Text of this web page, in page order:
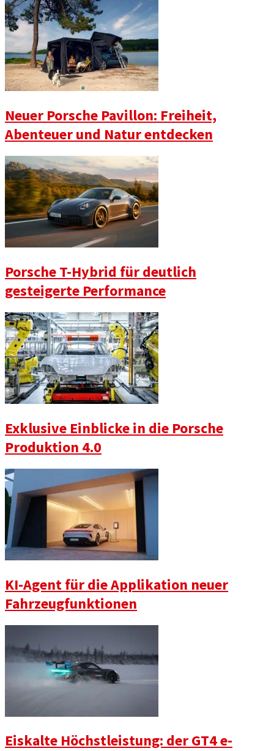
Neuer Porsche Pavillon: Freiheit,
Abenteuer und Natur entdecken
Porsche T-Hybrid für deutlich
gesteigerte Performance
Exklusive Einblicke in die Porsche
Produktion 4.0
KI-Agent für die Applikation neuer
Fahrzeugfunktionen
Eiskalte Höchstleistung: der GT4 e-